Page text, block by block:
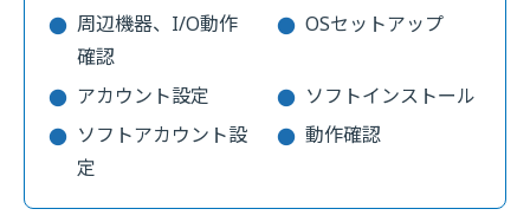
周辺機器、I/O動作
確認
OSセットアップ
アカウント設定
ソフトインストール
ソフトアカウント設
定
動作確認